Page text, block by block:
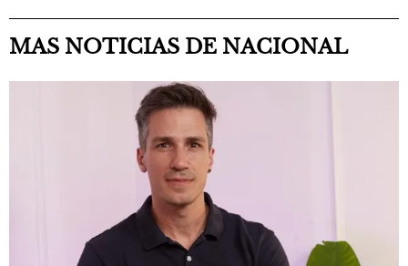
MAS NOTICIAS DE NACIONAL